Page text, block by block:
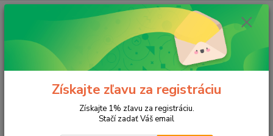
E-shop momentálne prechádza úpravami.
Čoskoro sa vrátime. Ďakujeme za
pochopenie.
Získajte zľavu za registráciu
Získajte 1% zľavu za registráciu.
Stačí zadať Váš email